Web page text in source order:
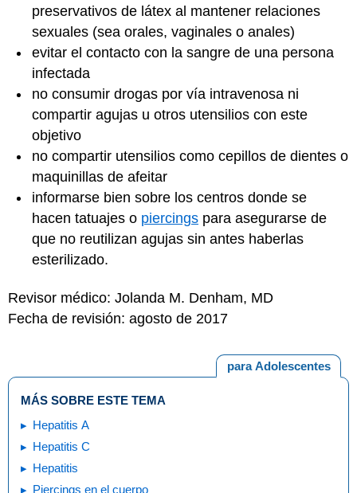
preservativos de látex al mantener relaciones
sexuales (sea orales, vaginales o anales)
evitar el contacto con la sangre de una persona
infectada
no consumir drogas por vía intravenosa ni
compartir agujas u otros utensilios con este
objetivo
no compartir utensilios como cepillos de dientes o
maquinillas de afeitar
informarse bien sobre los centros donde se
hacen tatuajes o piercings para asegurarse de
que no reutilizan agujas sin antes haberlas
esterilizado.
Revisor médico: Jolanda M. Denham, MD
Fecha de revisión: agosto de 2017
para Adolescentes
MÁS SOBRE ESTE TEMA
Hepatitis A
Hepatitis C
Hepatitis
Piercings en el cuerpo